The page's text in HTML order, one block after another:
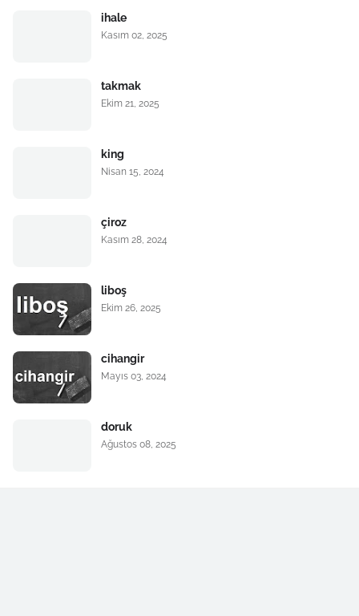
ihale
Kasım 02, 2025
takmak
Ekim 21, 2025
king
Nisan 15, 2024
çiroz
Kasım 28, 2024
liboş
Ekim 26, 2025
cihangir
Mayıs 03, 2024
doruk
Ağustos 08, 2025